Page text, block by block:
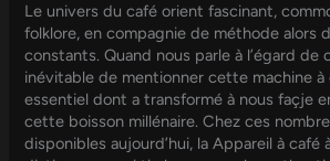
Le univers du café orient fascinant,
folklore, en compagnie de méthode alors
constants. Quand nous parle à l’égard de
inévitable de mentionner cette machine à
essentiel dont a transformé à nous façje
cette boisson millénaire. Chez ces
disponibles aujourd’hui, la Appareil à café